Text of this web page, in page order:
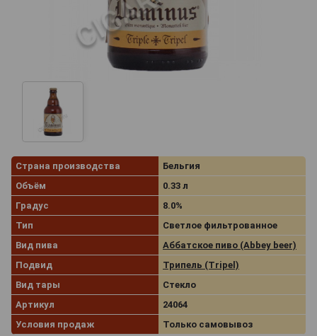
Страна производства
Бельгия
Объём
0.33 л
Градус
8.0%
Тип
Светлое фильтрованное
Вид пива
Аббатское пиво (Abbey beer)
Подвид
Трипель (Tripel)
Вид тары
Стекло
Артикул
24064
Условия продаж
Только самовывоз